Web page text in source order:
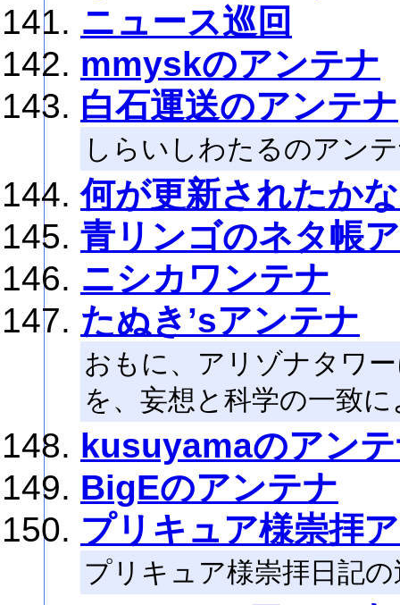
ニュース巡回
mmyskのアンテナ
白石運送のアンテナ
しらいしわたるのアン
何が更新されたか
青リンゴのネタ帳
ニシカワンテナ
たぬき’sアンテナ
おもに、アリゾナタワ
を、妄想と科学の一致
kusuyamaのアン
BigEのアンテナ
プリキュア様崇拝
プリキュア様崇拝日記